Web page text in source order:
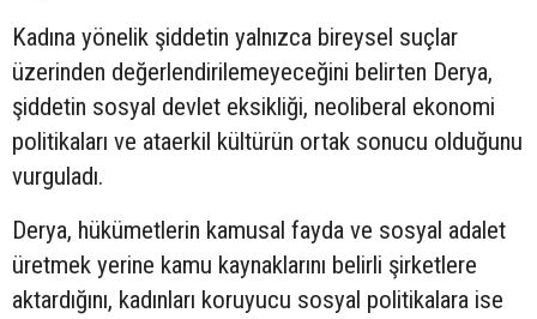
Kadına yönelik şiddetin yalnızca bireysel suçlar
üzerinden değerlendirilemeyeceğini belirten Derya,
şiddetin sosyal devlet eksikliği, neoliberal ekonomi
politikaları ve ataerkil kültürün ortak sonucu olduğunu
vurguladı.
Derya, hükümetlerin kamusal fayda ve sosyal adalet
üretmek yerine kamu kaynaklarını belirli şirketlere
aktardığını, kadınları koruyucu sosyal politikalara ise